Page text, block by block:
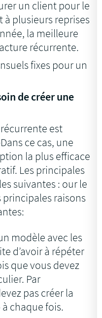
un client pour le
plusieurs reprises
la meilleure
récurrente.
fixes pour un
de créer une
est
ce cas, une
la plus efficace
Les principales
suivantes : our le
raisons
modèle avec les
d’avoir à répéter
que vous devez
Par
pas créer la
chaque fois.